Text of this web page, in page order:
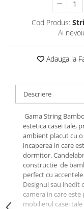
Cod Produs:
Ai
Adauga la
Descriere
Gama String
estetica casei tale,
ambient placut cu
incaperea in care
dormitor.
constructie de
perfect cu
Designul sau
camera in care
mobilierul casei tale